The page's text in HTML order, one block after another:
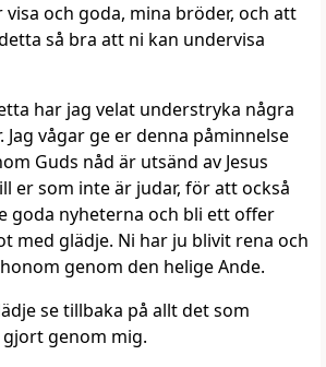
visa och goda, mina bröder, och att
så bra att ni kan undervisa
har jag velat understryka några
Jag vågar ge er denna påminnelse
Guds nåd är utsänd av Jesus
er som inte är judar, för att också
goda nyheterna och bli ett offer
med glädje. Ni har ju blivit rena och
genom den helige Ande.
se tillbaka på allt det som
gjort genom mig.